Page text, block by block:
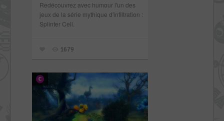
Redécouvrez avec humour l'un des
jeux de la série mythique d'infiltration :
Splinter Cell.
1679